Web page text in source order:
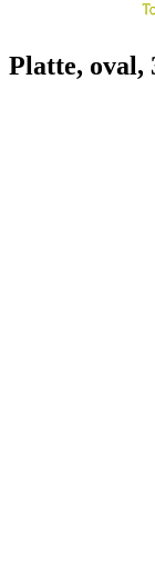
Platte, oval,